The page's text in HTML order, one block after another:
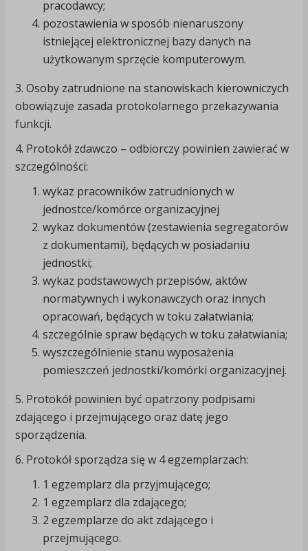
pracodawcy;
pozostawienia w sposób nienaruszony
istniejącej elektronicznej bazy danych na
użytkowanym sprzęcie komputerowym.
3. Osoby zatrudnione na stanowiskach kierowniczych
obowiązuje zasada protokolarnego przekazywania
funkcji.
4. Protokół zdawczo – odbiorczy powinien zawierać w
szczególności:
wykaz pracowników zatrudnionych w
jednostce/komórce organizacyjnej
wykaz dokumentów (zestawienia segregatorów
z dokumentami), będących w posiadaniu
jednostki;
wykaz podstawowych przepisów, aktów
normatywnych i wykonawczych oraz innych
opracowań, będących w toku załatwiania;
szczególnie spraw będących w toku załatwiania;
wyszczególnienie stanu wyposażenia
pomieszczeń jednostki/komórki organizacyjnej.
5. Protokół powinien być opatrzony podpisami
zdającego i przejmującego oraz datę jego
sporządzenia.
6. Protokół sporządza się w 4 egzemplarzach:
1 egzemplarz dla przyjmującego;
1 egzemplarz dla zdającego;
2 egzemplarze do akt zdającego i
przejmującego.